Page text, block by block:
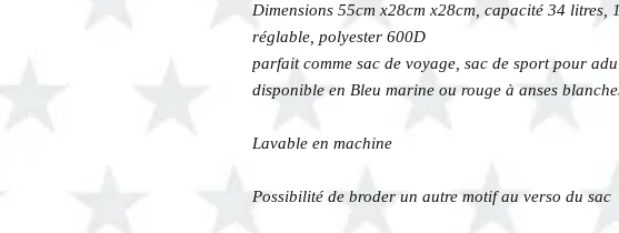
Dimensions 55cm x28cm x28cm, capacité 34 litres,
réglable, polyester 600D
parfait comme sac de voyage, sac de sport pour
disponible en Bleu marine ou rouge à anses
Lavable en machine
Possibilité de broder un autre motif au verso du